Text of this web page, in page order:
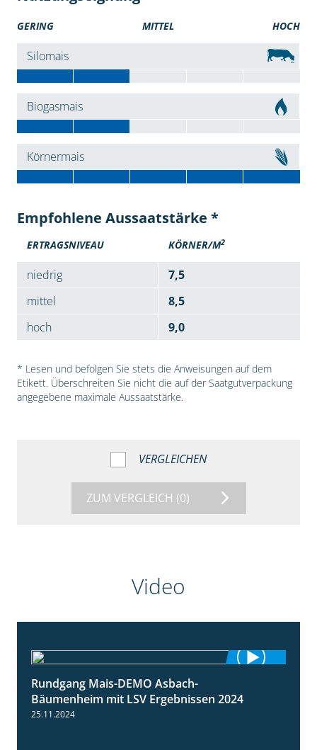
GERING MITTEL HOCH
Silomais
Biogasmais
Körnermais
Empfohlene Aussaatstärke *
ERTRAGSNIVEAU KÖRNER/M2
niedrig
7,5
mittel
8,5
hoch
9,0
* Lesen und befolgen Sie stets die Anweisungen auf dem
Etikett. Überschreiten Sie nicht die auf der Saatgutverpackung
angegebene maximale Aussaatstärke.
VERGLEICHEN
ZUM VERGLEICH (0)
Video
Rundgang Mais-DEMO Asbach-
Bäumenheim mit LSV Ergebnissen 2024
25.11.2024